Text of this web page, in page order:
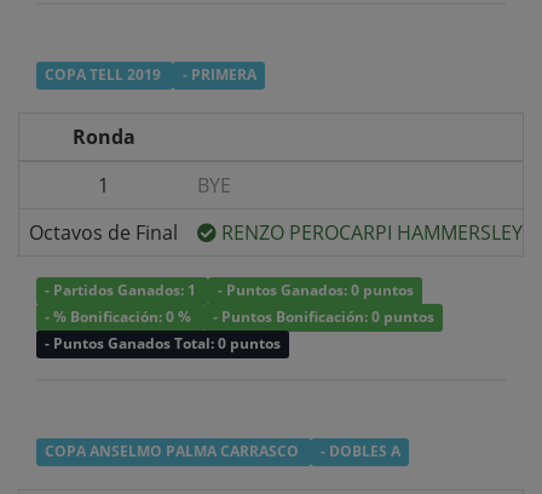
COPA TELL 2019 - PRIMERA
Ronda
1
BYE
Octavos de Final
RENZO PEROCARPI HAMMERSLEY
- Partidos Ganados: 1
- Puntos Ganados: 0 puntos
- % Bonificación: 0 %
- Puntos Bonificación: 0 puntos
- Puntos Ganados Total: 0 puntos
COPA ANSELMO PALMA CARRASCO - DOBLES A